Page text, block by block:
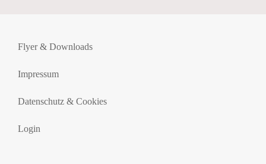
Flyer & Downloads
Impressum
Datenschutz & Cookies
Login